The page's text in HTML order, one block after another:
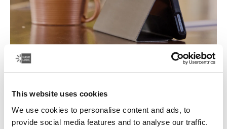
This website uses cookies
We use cookies to personalise content and ads, to
provide social media features and to analyse our traffic.
Чехлы для планшетов
Защитите свой планшет при использовании и в
пути с помощью обтягивающего чехла, который
можно использовать как подставку.